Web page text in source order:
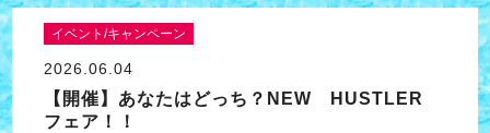
イベント/キャンペーン
2026.06.04
【開催】あなたはどっち？NEW HUSTLER
フェア！！